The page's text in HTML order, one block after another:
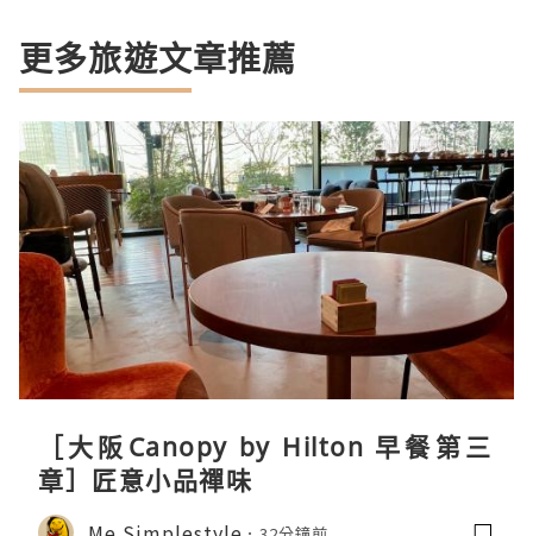
更多旅遊文章推薦
［大阪Canopy by Hilton 早餐第三
章］匠意小品禪味